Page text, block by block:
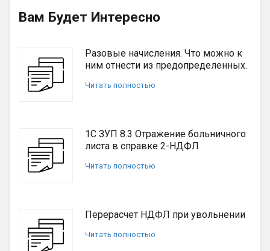
Вам Будет Интересно
Разовые начисления. Что можно к
ним отнести из предопределенных.
Читать полностью
1С ЗУП 8.3 Отражение больничного
листа в справке 2-НДФЛ
Читать полностью
Перерасчет НДФЛ при увольнении
Читать полностью